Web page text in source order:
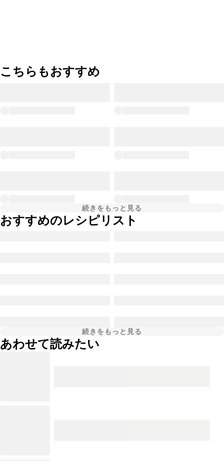
こちらもおすすめ
続きをもっと見る
おすすめのレシピリスト
続きをもっと見る
あわせて読みたい